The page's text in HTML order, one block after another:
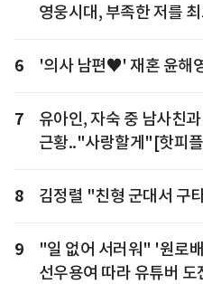
영웅시대, 부족한 저를
6 '의사 남편♥' 재혼 윤해
7
유아인, 자숙 중 남사친
근황.."사랑할게"[핫피
8 김정렬 "친형 군대서 구
9
"일 없어 서러워" '원로
선우용여 따라 유튜버 도